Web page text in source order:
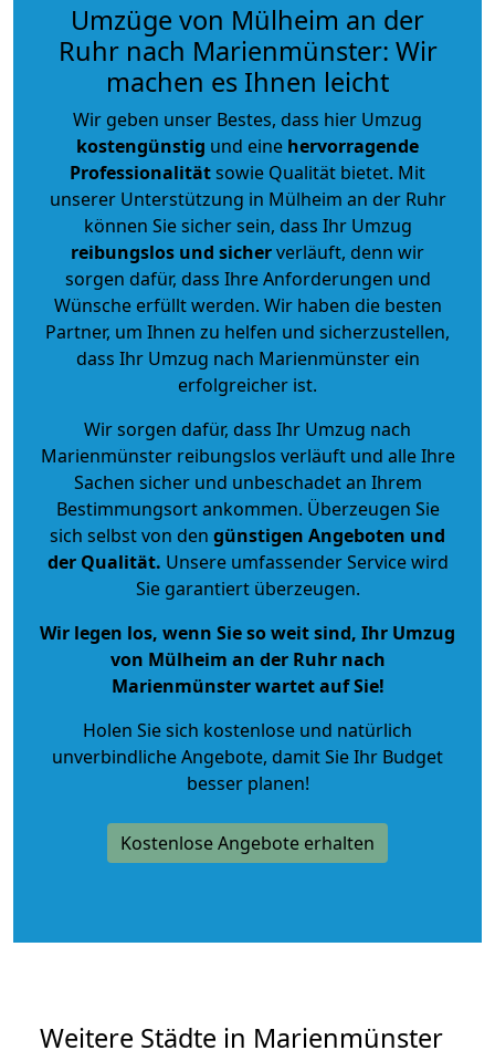
Umzüge von Mülheim an der
Ruhr nach Marienmünster: Wir
machen es Ihnen leicht
Wir geben unser Bestes, dass hier Umzug
kostengünstig und eine hervorragende
Professionalitätsowie Qualität bietet. Mit
unserer Unterstützung in Mülheim an der Ruhr
können Sie sicher sein, dass Ihr Umzug
reibungslos und sicherverläuft, denn wir
sorgen dafür, dass Ihre Anforderungen und
Wünsche erfüllt werden. Wir haben die besten
Partner, um Ihnen zu helfen und sicherzustellen,
dass Ihr Umzug nach Marienmünster ein
erfolgreicher ist.
Wir sorgen dafür, dass Ihr Umzug nach
Marienmünster reibungslos verläuft und alle Ihre
Sachen sicher und unbeschadet an Ihrem
Bestimmungsort ankommen. Überzeugen Sie
sich selbst von den günstigen Angeboten und
der Qualität. Unsere umfassender Service wird
Sie garantiert überzeugen.
Wir legen los, wenn Sie so weit sind, Ihr Umzug
von Mülheim an der Ruhr nach
Marienmünster wartet auf Sie!
Holen Sie sich kostenlose und natürlich
unverbindliche Angebote, damit Sie Ihr Budget
besser planen!
Kostenlose Angebote erhalten
Weitere Städte in Marienmünster